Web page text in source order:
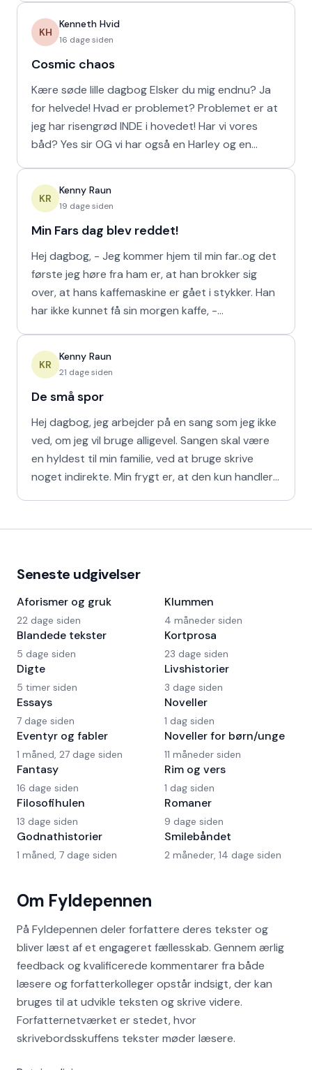
KH
Kenneth Hvid
16 dage siden
Cosmic chaos
Kære søde lille dagbog Elsker du mig endnu? Ja
for helvede! Hvad er problemet? Problemet er at
jeg har risengrød INDE i hovedet! Har vi vores
båd? Yes sir OG vi har også en Harley og en
KR
Kenny Raun
19 dage siden
Min Fars dag blev reddet!
Hej dagbog, - Jeg kommer hjem til min far..og det
første jeg høre fra ham er, at han brokker sig
over, at hans kaffemaskine er gået i stykker. Han
har ikke kunnet få sin morgen kaffe, -
KR
Kenny Raun
21 dage siden
De små spor
Hej dagbog, jeg arbejder på en sang som jeg ikke
ved, om jeg vil bruge alligevel. Sangen skal være
en hyldest til min familie, ved at bruge skrive
noget indirekte. Min frygt er, at den kun handler
Om Fyldepennen
På Fyldepennen deler forfattere deres tekster og
bliver læst af et engageret fællesskab. Gennem ærlig
feedback og kvalificerede kommentarer fra både
læsere og forfatterkolleger opstår indsigt, der kan
bruges til at udvikle teksten og skrive videre.
Forfatternetværket er stedet, hvor
skrivebordsskuffens tekster møder læsere.
Seneste udgivelser
Aforismer og gruk
22 dage siden
Blandede tekster
5 dage siden
Digte
5 timer siden
Essays
7 dage siden
Eventyr og fabler
1 måned, 27 dage siden
Fantasy
16 dage siden
Filosofihulen
13 dage siden
Godnathistorier
1 måned, 7 dage siden
Klummen
4 måneder siden
Kortprosa
23 dage siden
Livshistorier
3 dage siden
Noveller
1 dag siden
Noveller for børn/unge
11 måneder siden
Rim og vers
1 dag siden
Romaner
9 dage siden
Smilebåndet
2 måneder, 14 dage siden